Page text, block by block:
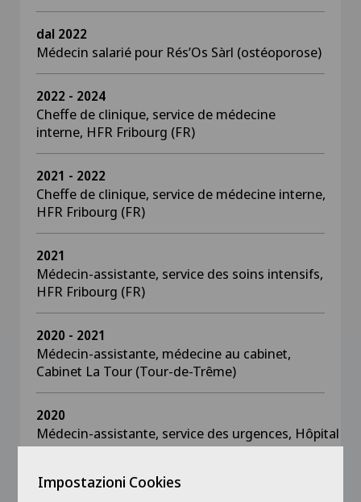
dal 2022
Médecin salarié pour Rés’Os Sàrl (ostéoporose)
2022 - 2024
Cheffe de clinique, service de médecine
interne, HFR Fribourg (FR)
2021 - 2022
Cheffe de clinique, service de médecine interne,
HFR Fribourg (FR)
2021
Médecin-assistante, service des soins intensifs,
HFR Fribourg (FR)
2020 - 2021
Médecin-assistante, médecine au cabinet,
Cabinet La Tour (Tour-de-Trême)
2020
Médecin-assistante, service des urgences, Hôpital
Riviera-Chablais (Rennaz)
2019 - 2020
Impostazioni Cookies